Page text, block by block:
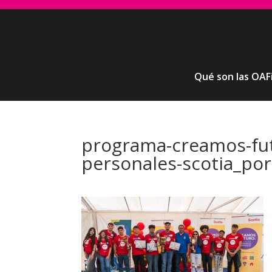
Qué son las
programa-creamos-
personales-